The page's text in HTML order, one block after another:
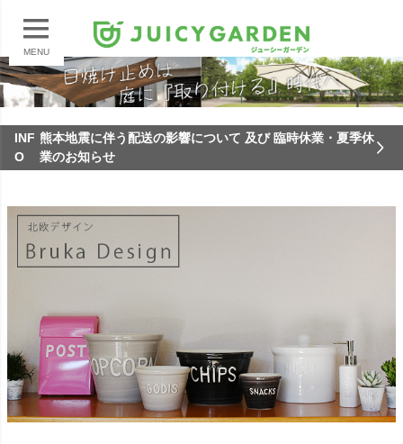
MENU
INF
O
熊本地震に伴う配送の影響について 及び 臨時休業・夏季休
業のお知らせ